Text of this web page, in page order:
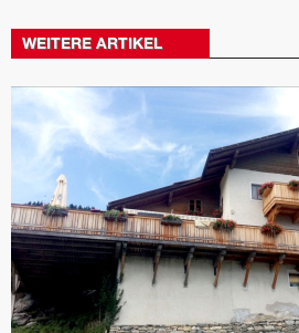
WEITERE ARTIKEL